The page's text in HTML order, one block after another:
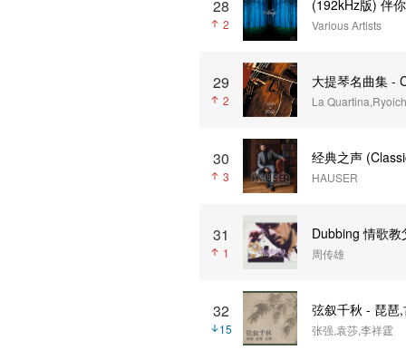
28
2
(192kHz版) 伴
Various Artists
29
2
大提琴名曲集 -
30
3
经典之声
HAUSER
31
1
Dubbing 情歌
周传雄
32
15
弦叙千秋 - 琵琶
张强,袁莎,李祥霆